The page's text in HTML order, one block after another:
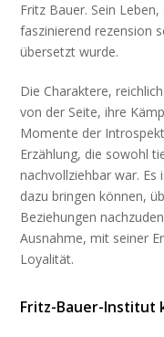
Fritz Bauer. Sein
faszinierend rezension
übersetzt wurde.
Die Charaktere,
von der Seite, ihre
Momente der
Erzählung, die sowohl
nachvollziehbar war.
dazu bringen können,
Beziehungen
Ausnahme, mit seiner
Loyalität.
Fritz-Bauer-Institut